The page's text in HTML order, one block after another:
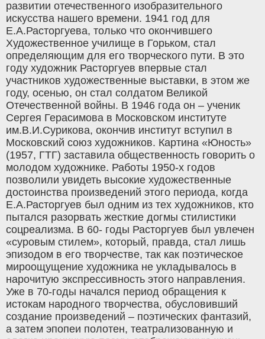
развитии отечественного изобразительного
искусства нашего времени. 1941 год для
Е.А.Расторгуева, только что окончившего
Художественное училище в Горьком, стал
определяющим для его творческого пути. В это
году художник Расторгуев впервые стал
участников художественные выставки, в этом же
году, осенью, он стал солдатом Великой
Отечественной войны. В 1946 года он – ученик
Сергея Герасимова в Московском институте
им.В.И.Сурикова, окончив институт вступил в
Московский союз художников. Картина «Юность»
(1957, ГТГ) заставила общественность говорить о
молодом художнике. Работы 1950-х годов
позволили увидеть высокие художественные
достоинства произведений этого периода, когда
Е.А.Расторгуев был одним из тех художников, кто
пытался разорвать жесткие догмы стилистики
соцреализма. В 60- годы Расторгуев был увлечен
«суровым стилем», который, правда, стал лишь
эпизодом в его творчестве, так как поэтическое
мироощущение художника не укладывалось в
нарочитую экспрессивность этого направления.
Уже в 70-годы начался период обращения к
истокам народного творчества, обусловивший
создание произведений – поэтических фантазий,
а затем эпопеи полотен, театрализованную и